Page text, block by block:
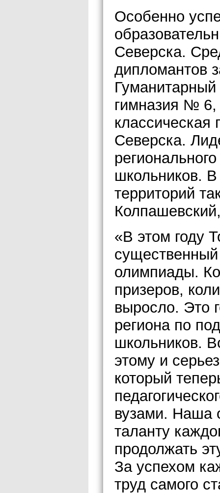
Особенно
Северска.
дипломантов
гимназия № 6,
Северска.
школьников.
территорий
«В этом году
существенный
олимпиады.
призеров,
выросло. Это
региона по
школьников.
этому и
который
вузами. Наша
таланту
продолжать
За успехом
труд самого